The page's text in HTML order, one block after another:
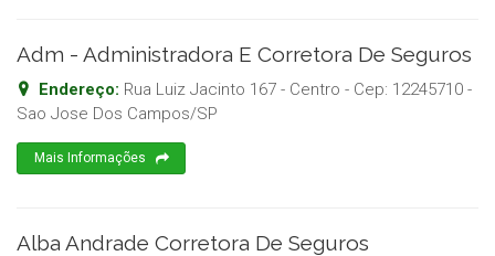
Adm - Administradora E Corretora De Seguros
Endereço: Rua Luiz Jacinto 167 - Centro - Cep: 12245710 -
Sao Jose Dos Campos/SP
Mais Informações
Alba Andrade Corretora De Seguros